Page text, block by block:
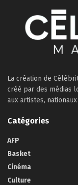
La création de
créé par des médias
aux artistes,
Catégories
AFP
Basket
Cinéma
Culture